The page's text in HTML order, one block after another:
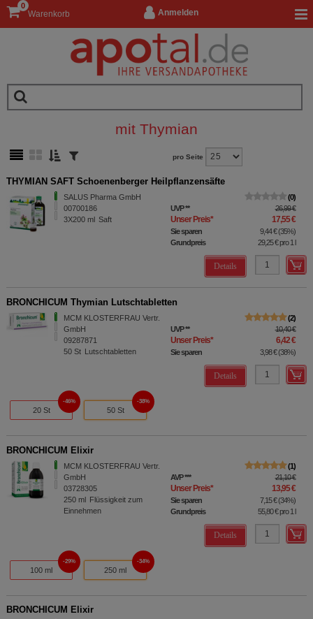
Anmelden
Warenkorb
0
mit Thymian
pro Seite
THYMIAN SAFT Schoenenberger Heilpflanzensäfte
SALUS Pharma GmbH
00700186
3X200 ml Saft
0
UVP** 26,99 €
Unser Preis* 17,55 €
Sie sparen 9,44 €(35%)
Grundpreis
29,25 €pro 1 l
Details
BRONCHICUM Thymian Lutschtabletten
MCM KLOSTERFRAU Vertr.
GmbH
09287871
50 St Lutschtabletten
2
UVP** 10,40 €
Unser Preis* 6,42 €
Sie sparen 3,98 €(38%)
Details
20 St
46%
50 St
38%
BRONCHICUM Elixir
MCM KLOSTERFRAU Vertr.
GmbH
03728305
250 ml Flüssigkeit zum
Einnehmen
1
AVP*** 21,10 €
Unser Preis* 13,95 €
Sie sparen 7,15 €(34%)
Grundpreis
55,80 €pro 1 l
Details
100 ml
29%
250 ml
34%
BRONCHICUM Elixir